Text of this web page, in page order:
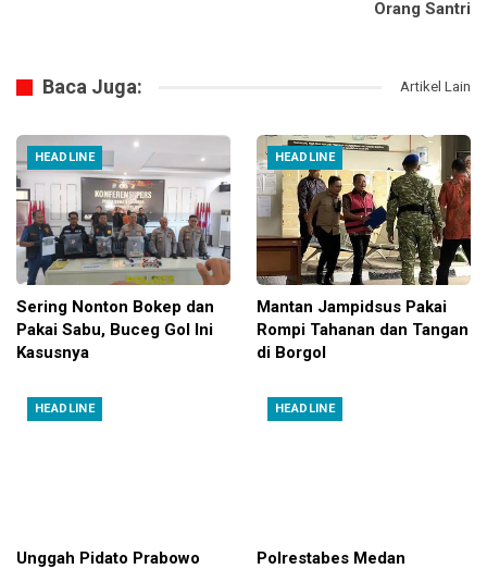
Orang Santri
Baca Juga: Artikel Lain
HEADLINE
Sering Nonton Bokep dan
Pakai Sabu, Buceg Gol Ini
Kasusnya
HEADLINE
Mantan Jampidsus Pakai
Rompi Tahanan dan Tangan
di Borgol
HEADLINE
Unggah Pidato Prabowo
HEADLINE
Polrestabes Medan